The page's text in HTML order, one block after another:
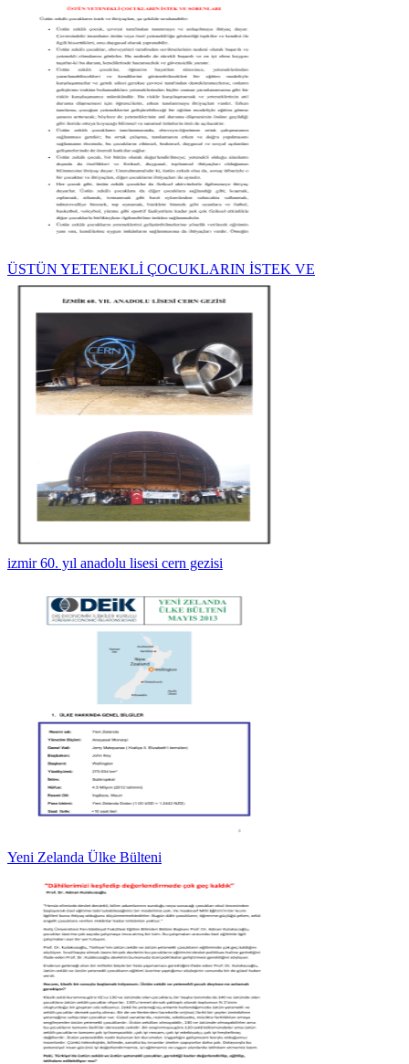
ÜSTÜN YETENEKLİ ÇOCUKLARIN İSTEK VE
izmir 60. yıl anadolu lisesi cern gezisi
Yeni Zelanda Ülke Bülteni